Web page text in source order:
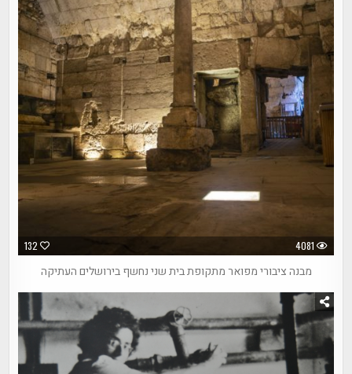
132 4081
מבנה ציבורי מפואר מתקופת בית שני נחשף בירושלים העתיקה